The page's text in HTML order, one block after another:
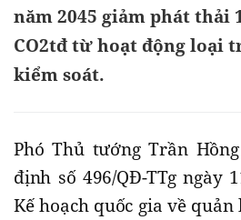
năm 2045 giảm phát thải
CO2tđ từ hoạt động loại
kiểm soát.
Phó Thủ tướng Trần
định số 496/QĐ-TTg ngày
Kế hoạch quốc gia về